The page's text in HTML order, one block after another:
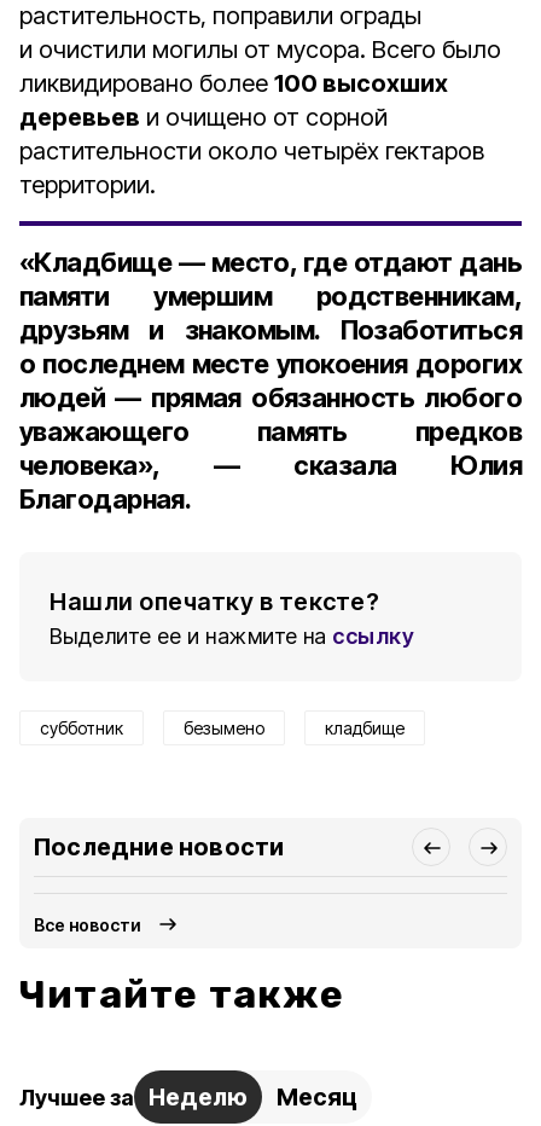
растительность, поправили ограды
и очистили могилы от мусора. Всего было
ликвидировано более 100 высохших
деревьев и очищено от сорной
растительности около четырёх гектаров
территории.
«Кладбище — место, где отдают дань
памяти умершим родственникам,
друзьям и знакомым. Позаботиться
о последнем месте упокоения дорогих
людей — прямая обязанность любого
уважающего память предков
человека», — сказала Юлия
Благодарная.
Нашли опечатку в тексте?
Выделите ее и нажмите на ссылку
субботник безымено кладбище
Последние новости
Все новости
Читайте также
Лучшее за Неделю Месяц